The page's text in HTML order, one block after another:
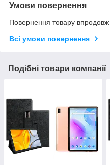
Умови повернення
Повернення товару впродовж
Всі умови повернення
Подібні товари компанії